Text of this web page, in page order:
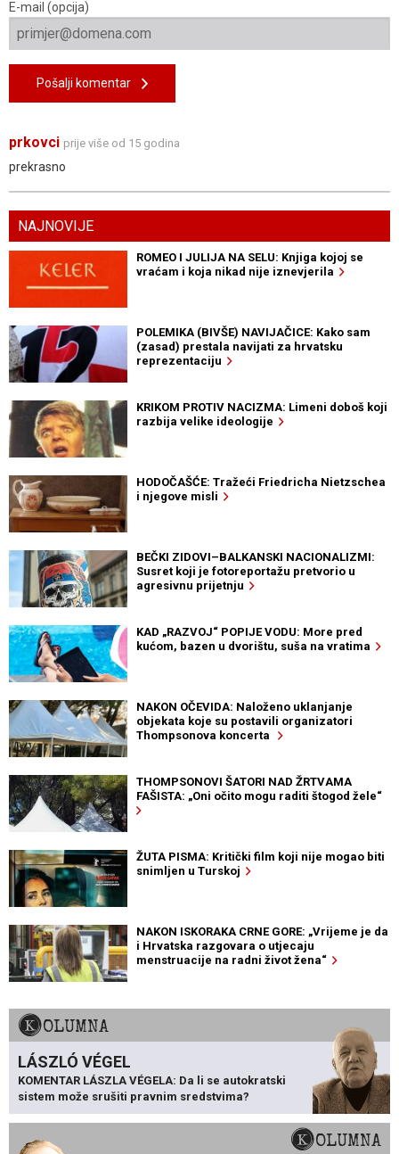
E-mail (opcija)
Pošalji komentar
prkovci prije više od 15 godina
prekrasno
NAJNOVIJE
ROMEO I JULIJA NA SELU: Knjiga kojoj se
vraćam i koja nikad nije iznevjerila
POLEMIKA (BIVŠE) NAVIJAČICE: Kako sam
(zasad) prestala navijati za hrvatsku
reprezentaciju
KRIKOM PROTIV NACIZMA: Limeni doboš koji
razbija velike ideologije
HODOČAŠĆE: Tražeći Friedricha Nietzschea
i njegove misli
BEČKI ZIDOVI–BALKANSKI NACIONALIZMI:
Susret koji je fotoreportažu pretvorio u
agresivnu prijetnju
KAD „RAZVOJ“ POPIJE VODU: More pred
kućom, bazen u dvorištu, suša na vratima
NAKON OČEVIDA: Naloženo uklanjanje
objekata koje su postavili organizatori
Thompsonova koncerta
THOMPSONOVI ŠATORI NAD ŽRTVAMA
FAŠISTA: „Oni očito mogu raditi štogod žele“
ŽUTA PISMA: Kritički film koji nije mogao biti
snimljen u Turskoj
NAKON ISKORAKA CRNE GORE: „Vrijeme je da
i Hrvatska razgovara o utjecaju
menstruacije na radni život žena“
KOLUMNA
LÁSZLÓ VÉGEL
KOMENTAR LÁSZLA VÉGELA: Da li se autokratski
sistem može srušiti pravnim sredstvima?
KOLUMNA